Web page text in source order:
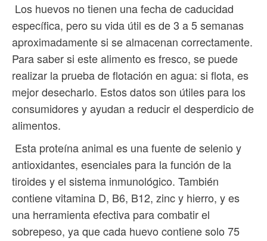
Los huevos no tienen una fecha de caducidad
específica, pero su vida útil es de 3 a 5 semanas
aproximadamente si se almacenan correctamente.
Para saber si este alimento es fresco, se puede
realizar la prueba de flotación en agua: si flota, es
mejor desecharlo. Estos datos son útiles para los
consumidores y ayudan a reducir el desperdicio de
alimentos.
Esta proteína animal es una fuente de selenio y
antioxidantes, esenciales para la función de la
tiroides y el sistema inmunológico. También
contiene vitamina D, B6, B12, zinc y hierro, y es
una herramienta efectiva para combatir el
sobrepeso, ya que cada huevo contiene solo 75